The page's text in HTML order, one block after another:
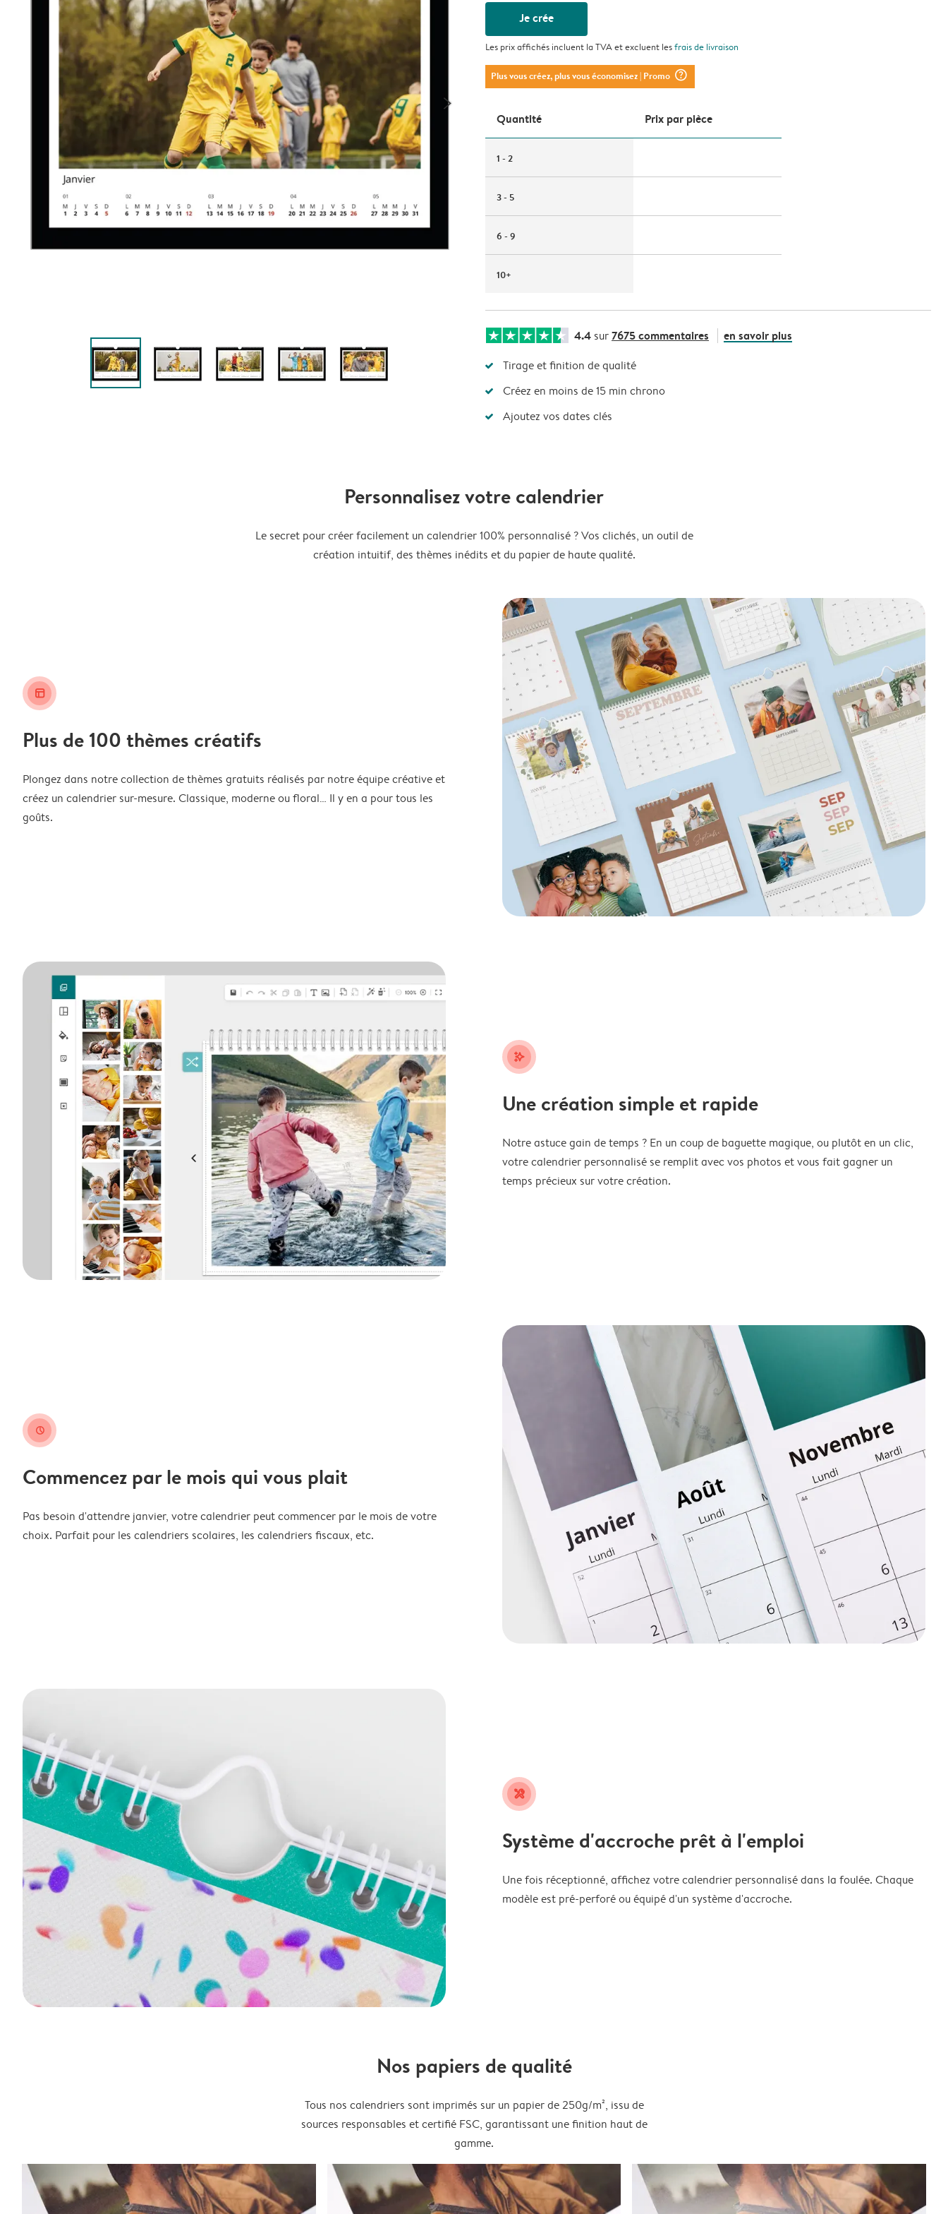
Je crée
Les prix affichés incluent la TVA et excluent lesfrais de livraison
Plus vous créez, plus vous économisez| Promo question_mark_circle
Quantité Prix ​​par pièce
1 - 2
3 - 5
6 - 9
10+
4.4 sur7675 commentaires en savoir plus
Tirage et finition de qualité
Créez en moins de 15 min chrono
Ajoutez vos dates clés
Personnalisez votre calendrier
Le secret pour créer facilement un calendrier 100% personnalisé ? Vos clichés, un outil de
création intuitif, des thèmes inédits et du papier de haute qualité.
layout_alt
Plus de 100 thèmes créatifs
Plongez dans notre collection de thèmes gratuits réalisés par notre équipe créative et
créez un calendrier sur-mesure. Classique, moderne ou floral… Il y en a pour tous les
goûts.
stars_plus
Une création simple et rapide
Notre astuce gain de temps ? En un coup de baguette magique, ou plutôt en un clic,
votre calendrier personnalisé se remplit avec vos photos et vous fait gagner un
temps précieux sur votre création.
clock
Commencez par le mois qui vous plait
Pas besoin d'attendre janvier, votre calendrier peut commencer par le mois de votre
choix. Parfait pour les calendriers scolaires, les calendriers fiscaux, etc.
tools
Système d'accroche prêt à l'emploi
Une fois réceptionné, affichez votre calendrier personnalisé dans la foulée. Chaque
modèle est pré-perforé ou équipé d'un système d'accroche.
Nos papiers de qualité
Tous nos calendriers sont imprimés sur un papier de 250g/m², issu de
sources responsables et certifié FSC, garantissant une finition haut de
gamme.